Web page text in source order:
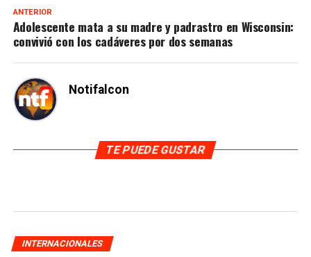
ANTERIOR
Adolescente mata a su madre y padrastro en Wisconsin:
convivió con los cadáveres por dos semanas
Notifalcon
TE PUEDE GUSTAR
INTERNACIONALES